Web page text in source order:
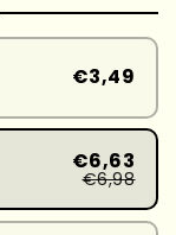
€3,49
€6,63
€6,98